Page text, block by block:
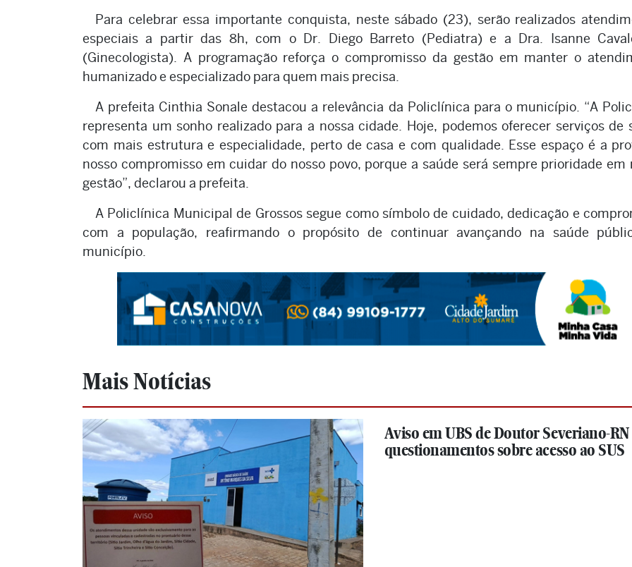
Para celebrar essa importante conquista, neste sábado (23), serão realizados
especiais a partir das 8h, com o Dr. Diego Barreto (Pediatra) e a Dra. Isanne
(Ginecologista). A programação reforça o compromisso da gestão em manter o
humanizado e especializado para quem mais precisa.
A prefeita Cinthia Sonale destacou a relevância da Policlínica para o município. “A
representa um sonho realizado para a nossa cidade. Hoje, podemos oferecer serviços de
com mais estrutura e especialidade, perto de casa e com qualidade. Esse espaço é a
nosso compromisso em cuidar do nosso povo, porque a saúde será sempre prioridade em
gestão”, declarou a prefeita.
A Policlínica Municipal de Grossos segue como símbolo de cuidado, dedicação e
com a população, reafirmando o propósito de continuar avançando na saúde
município.
Mais Notícias
Aviso em UBS de Doutor Severiano-
questionamentos sobre acesso ao SUS